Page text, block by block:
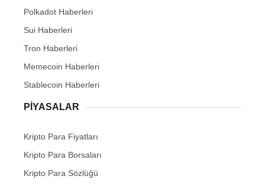
Polkadot Haberleri
Sui Haberleri
Tron Haberleri
Memecoin Haberleri
Stablecoin Haberleri
PIYASALAR
Kripto Para Fiyatları
Kripto Para Borsaları
Kripto Para Sözlüğü